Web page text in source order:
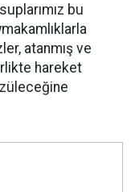
bu
atanmış ve
hareket